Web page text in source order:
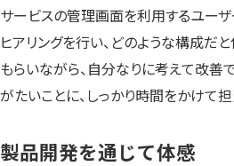
サービスの管理画面を利用するユー
ヒアリングを行い、どのような構成だ
もらいながら、自分なりに考えて改善
がたいことに、しっかり時間をかけて
製品開発を通じて体感